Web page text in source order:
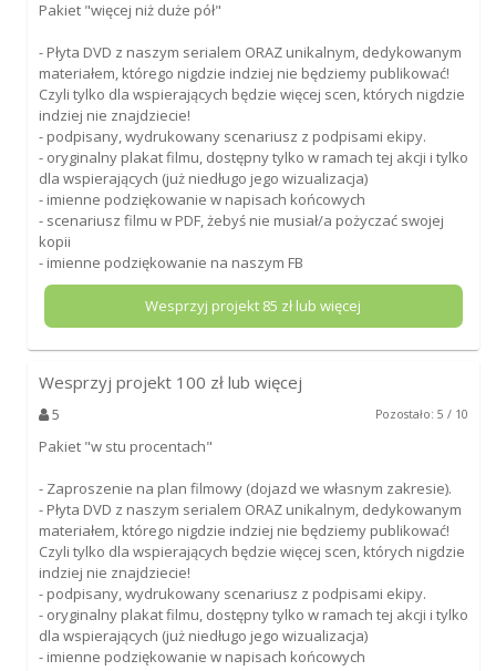
Pakiet "więcej niż duże pół"
- Płyta DVD z naszym serialem ORAZ unikalnym, dedykowanym
materiałem, którego nigdzie indziej nie będziemy publikować!
Czyli tylko dla wspierających będzie więcej scen, których nigdzie
indziej nie znajdziecie!
- podpisany, wydrukowany scenariusz z podpisami ekipy.
- oryginalny plakat filmu, dostępny tylko w ramach tej akcji i tylko
dla wspierających (już niedługo jego wizualizacja)
- imienne podziękowanie w napisach końcowych
- scenariusz filmu w PDF, żebyś nie musiał/a pożyczać swojej
kopii
- imienne podziękowanie na naszym FB
Wesprzyj projekt 85 zł lub więcej
Wesprzyj projekt 100 zł lub więcej
5 Pozostało: 5 / 10
Pakiet "w stu procentach"
- Zaproszenie na plan filmowy (dojazd we własnym zakresie).
- Płyta DVD z naszym serialem ORAZ unikalnym, dedykowanym
materiałem, którego nigdzie indziej nie będziemy publikować!
Czyli tylko dla wspierających będzie więcej scen, których nigdzie
indziej nie znajdziecie!
- podpisany, wydrukowany scenariusz z podpisami ekipy.
- oryginalny plakat filmu, dostępny tylko w ramach tej akcji i tylko
dla wspierających (już niedługo jego wizualizacja)
- imienne podziękowanie w napisach końcowych